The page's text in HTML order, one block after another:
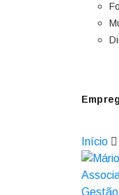
Início